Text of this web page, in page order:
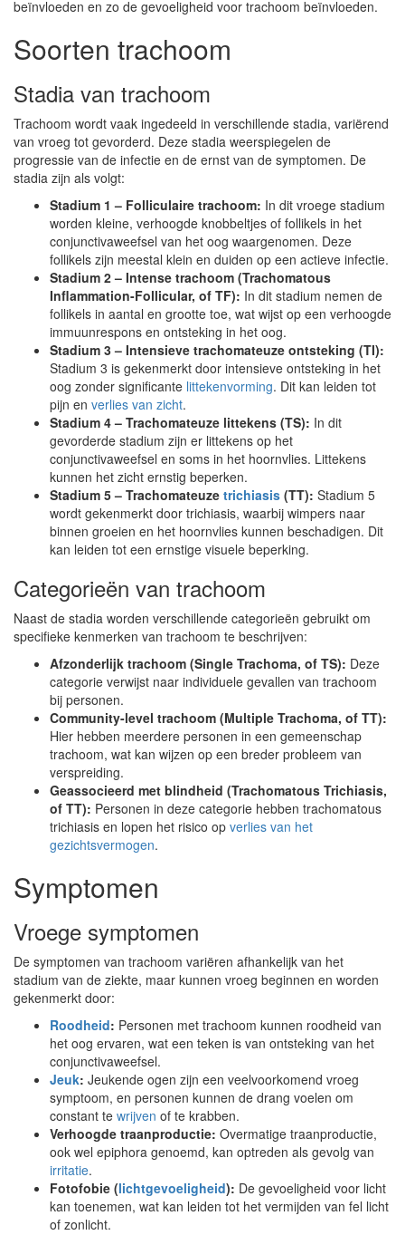
beïnvloeden en zo de gevoeligheid voor trachoom beïnvloeden.
Soorten trachoom
Stadia van trachoom
Trachoom wordt vaak ingedeeld in verschillende stadia, variërend
van vroeg tot gevorderd. Deze stadia weerspiegelen de
progressie van de infectie en de ernst van de symptomen. De
stadia zijn als volgt:
Stadium 1 – Folliculaire trachoom: In dit vroege stadium
worden kleine, verhoogde knobbeltjes of follikels in het
conjunctivaweefsel van het oog waargenomen. Deze
follikels zijn meestal klein en duiden op een actieve infectie.
Stadium 2 – Intense trachoom (Trachomatous
Inflammation-Follicular, of TF): In dit stadium nemen de
follikels in aantal en grootte toe, wat wijst op een verhoogde
immuunrespons en ontsteking in het oog.
Stadium 3 – Intensieve trachomateuze ontsteking (TI):
Stadium 3 is gekenmerkt door intensieve ontsteking in het
oog zonder significante littekenvorming. Dit kan leiden tot
pijn en verlies van zicht.
Stadium 4 – Trachomateuze littekens (TS): In dit
gevorderde stadium zijn er littekens op het
conjunctivaweefsel en soms in het hoornvlies. Littekens
kunnen het zicht ernstig beperken.
Stadium 5 – Trachomateuze trichiasis (TT): Stadium 5
wordt gekenmerkt door trichiasis, waarbij wimpers naar
binnen groeien en het hoornvlies kunnen beschadigen. Dit
kan leiden tot een ernstige visuele beperking.
Categorieën van trachoom
Naast de stadia worden verschillende categorieën gebruikt om
specifieke kenmerken van trachoom te beschrijven:
Afzonderlijk trachoom (Single Trachoma, of TS): Deze
categorie verwijst naar individuele gevallen van trachoom
bij personen.
Community-level trachoom (Multiple Trachoma, of TT):
Hier hebben meerdere personen in een gemeenschap
trachoom, wat kan wijzen op een breder probleem van
verspreiding.
Geassocieerd met blindheid (Trachomatous Trichiasis,
of TT): Personen in deze categorie hebben trachomatous
trichiasis en lopen het risico op verlies van het
gezichtsvermogen.
Symptomen
Vroege symptomen
De symptomen van trachoom variëren afhankelijk van het
stadium van de ziekte, maar kunnen vroeg beginnen en worden
gekenmerkt door:
Roodheid: Personen met trachoom kunnen roodheid van
het oog ervaren, wat een teken is van ontsteking van het
conjunctivaweefsel.
Jeuk: Jeukende ogen zijn een veelvoorkomend vroeg
symptoom, en personen kunnen de drang voelen om
constant te wrijven of te krabben.
Verhoogde traanproductie: Overmatige traanproductie,
ook wel epiphora genoemd, kan optreden als gevolg van
irritatie.
Fotofobie (lichtgevoeligheid): De gevoeligheid voor licht
kan toenemen, wat kan leiden tot het vermijden van fel licht
of zonlicht.